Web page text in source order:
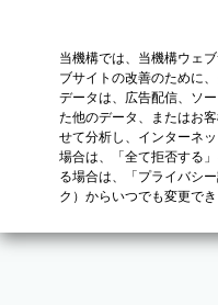
当機構では、当機構ウェ
ブサイトの改善のために
データは、広告配信、ソ
た他のデータ、またはお
せて分析し、インターネ
場合は、「全て拒否する
る場合は、「プライバシ
ク）からいつでも変更でき